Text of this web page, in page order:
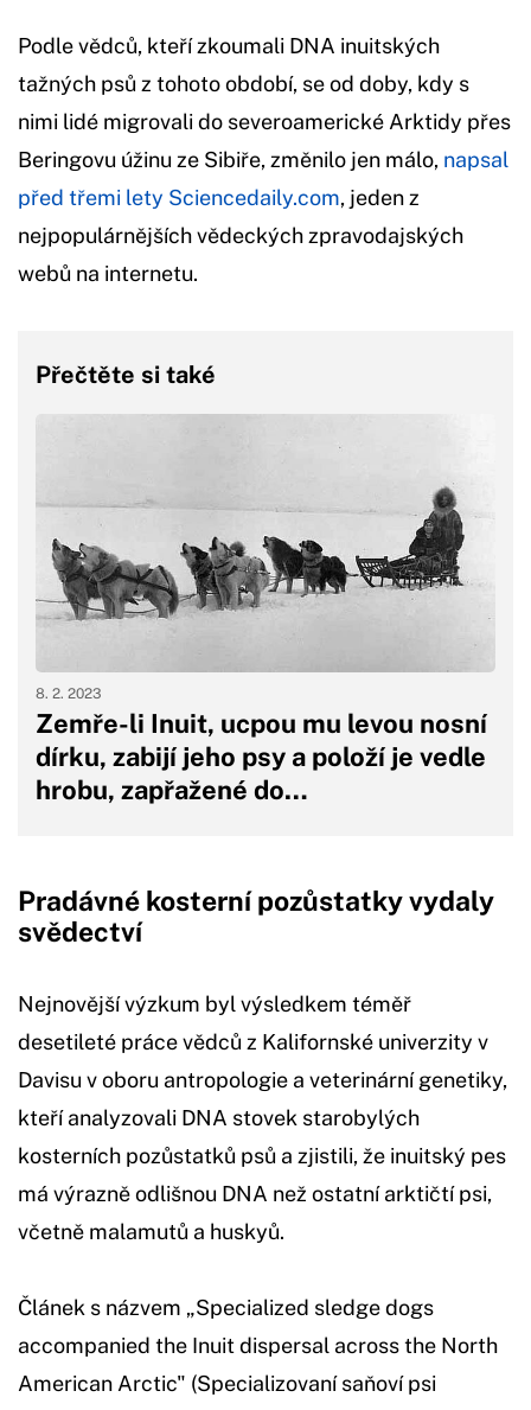
Podle vědců, kteří zkoumali DNA inuitských
tažných psů z tohoto období, se od doby, kdy s
nimi lidé migrovali do severoamerické Arktidy přes
Beringovu úžinu ze Sibiře, změnilo jen málo, napsal
před třemi lety Sciencedaily.com, jeden z
nejpopulárnějších vědeckých zpravodajských
webů na internetu.
Přečtěte si také
Zemře-li Inuit, ucpou mu levou nosní
dírku, zabijí jeho psy a položí je vedle
hrobu, zapřažené do…
8. 2. 2023
Pradávné kosterní pozůstatky vydaly
svědectví
Nejnovější výzkum byl výsledkem téměř
desetileté práce vědců z Kalifornské univerzity v
Davisu v oboru antropologie a veterinární genetiky,
kteří analyzovali DNA stovek starobylých
kosterních pozůstatků psů a zjistili, že inuitský pes
má výrazně odlišnou DNA než ostatní arktičtí psi,
včetně malamutů a huskyů.
Článek s názvem „Specialized sledge dogs
accompanied the Inuit dispersal across the North
American Arctic" (Specializovaní saňoví psi